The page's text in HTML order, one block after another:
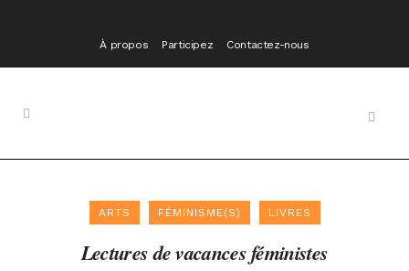
À propos Participez Contactez-nous
ARTS FÉMINISME(S) LIVRES
Lectures de vacances féministes